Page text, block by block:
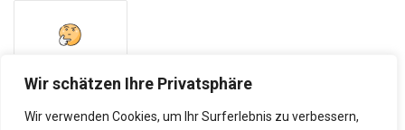
Wir schätzen Ihre Privatsphäre
Wir verwenden Cookies, um Ihr Surferlebnis zu verbessern,